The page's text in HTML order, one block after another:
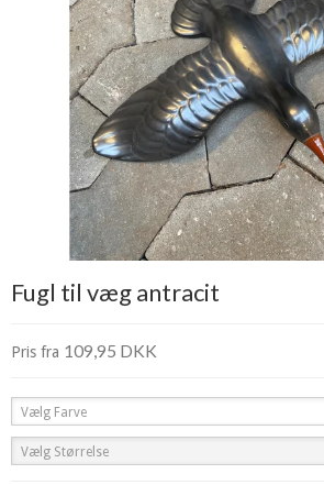
Fugl til væg antracit
Pris fra 109,95 DKK
Vælg Farve
Vælg Størrelse